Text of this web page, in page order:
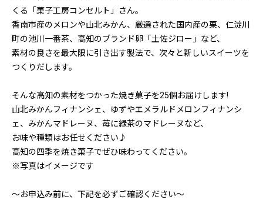
くる「菓子工房コンセルト」さん。
香南市産のメロンや山北みかん、厳選された国内産の栗、仁淀川
町の池川一番茶、高知のブランド卵「土佐ジロー」など、
素材の良さを最大限に引き出す製法で、次々と新しいスイーツを
つくりだします。
そんな高知の素材をつかった焼き菓子を25個お届けします!
山北みかんフィナンシェ、ゆずやエメラルドメロンフィナンシ
ェ、みかんマドレーヌ、苺に緑茶のマドレーヌなど、
お味や種類はお任せください♪
高知の四季を焼き菓子でぜひ味わってください。
※写真はイメージです
〜お申込み前に、下記を必ずご確認ください〜